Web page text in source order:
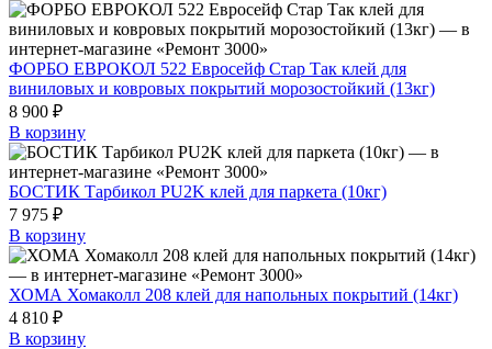
ФОРБО ЕВРОКОЛ 522 Евросейф Стар Так клей для
виниловых и ковровых покрытий морозостойкий (13кг)
8 900 ₽
В корзину
БОСТИК Тарбикол PU2K клей для паркета (10кг)
7 975 ₽
В корзину
ХОМА Хомаколл 208 клей для напольных покрытий (14кг)
4 810 ₽
В корзину